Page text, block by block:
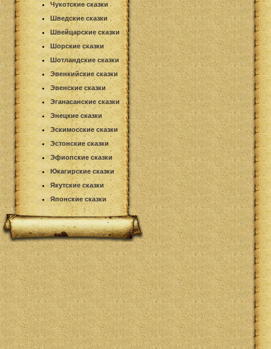
Чукотские сказки
Шведские сказки
Швейцарские сказки
Шорские сказки
Шотландские сказки
Эвенкийские сказки
Эвенские сказки
Эганасанские сказки
Энецкие сказки
Эскимосские сказки
Эстонские сказки
Эфиопские сказки
Юкагирские сказки
Якутские сказки
Японские сказки